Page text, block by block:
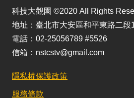
科技大觀園 ©2020 All Rights
地址：臺北市大安區和平東路二段
電話：02-25056789 #5526
信箱：nstcstv@gmail.com
隱私權保護政策
服務條款